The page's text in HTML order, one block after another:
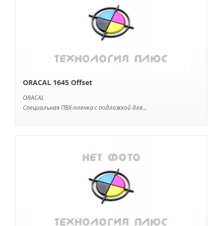
ORACAL 1645 Offset
ORACAL
Специальная ПВХ-пленка с подложкой для...